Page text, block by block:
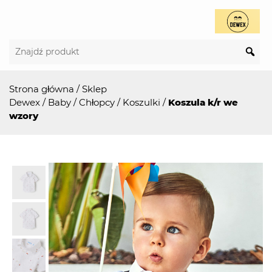
Strona główna /Sklep
Dewex / Baby /Chłopcy / Koszulki / Koszula k/r we
wzory